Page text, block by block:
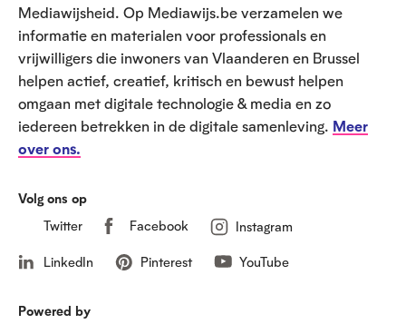
t
Mediawijsheid. Op Mediawijs.be verzamelen we
informatie en materialen voor professionals en
vrijwilligers die inwoners van Vlaanderen en Brussel
helpen actief, creatief, kritisch en bewust helpen
omgaan met digitale technologie & media en zo
iedereen betrekken in de digitale samenleving. Meer
over ons.
Volg ons op
Twitter
Facebook Instagram
LinkedIn Pinterest YouTube
Powered by